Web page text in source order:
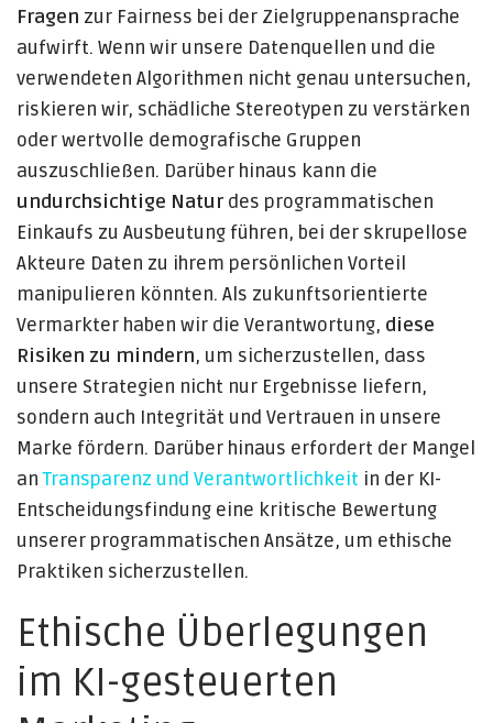
Fragen zur Fairness bei der Zielgruppenansprache
aufwirft. Wenn wir unsere Datenquellen und die
verwendeten Algorithmen nicht genau untersuchen,
riskieren wir, schädliche Stereotypen zu verstärken
oder wertvolle demografische Gruppen
auszuschließen. Darüber hinaus kann die
undurchsichtige Naturdes programmatischen
Einkaufs zu Ausbeutung führen, bei der skrupellose
Akteure Daten zu ihrem persönlichen Vorteil
manipulieren könnten. Als zukunftsorientierte
Vermarkter haben wir die Verantwortung, diese
Risiken zu mindern, um sicherzustellen, dass
unsere Strategien nicht nur Ergebnisse liefern,
sondern auch Integrität und Vertrauen in unsere
Marke fördern. Darüber hinaus erfordert der Mangel
anTransparenz und Verantwortlichkeit in der KI-
Entscheidungsfindung eine kritische Bewertung
unserer programmatischen Ansätze, um ethische
Praktiken sicherzustellen.
Ethische Überlegungen
im KI-gesteuerten